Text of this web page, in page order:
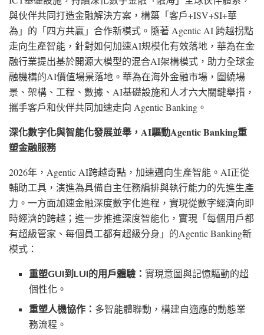
與伙伴共同打造金融解決方案，構築「客戶+ISV+SI+華
為」的「四方共贏」合作新模式。隨著 Agentic AI 跨越拐點
走向生產智能，針對如何加速AI規模化有效落地，華為在金
融行業提出基於開源大模型的混合AI架構模式，助力全球金
融機構的AI價值場景落地。華為在海外金融市場，圍繞場
景、架構、工程、數據、AI基礎設施和人才六大關鍵舉措，
攜手客戶和伙伴共同加速走向 Agentic Banking。
深化數字化與智能化發展並舉， AI驅動Agentic Banking重
塑金融服務
2026年，Agentic AI跨越奇點，加速邁向生產智能。AI正從
輔助工具，演進為具備自主任務編排與執行能力的先進生產
力。一方面加速金融深度數字化進程，實現從數字經濟向即
時經濟的跨越；進一步推進深度智能化，實現「每個用戶都
有超級管家、每個員工都有超級分身」的Agentic Banking新
模式：
重塑GUI到LUI的用戶體驗：實現意圖與記憶驅動的超
個性化。
重塑人機協作： 多智能體聯動，構建自適應的動態業
務流程。